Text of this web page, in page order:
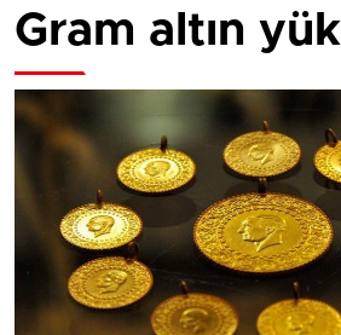
Gram altın